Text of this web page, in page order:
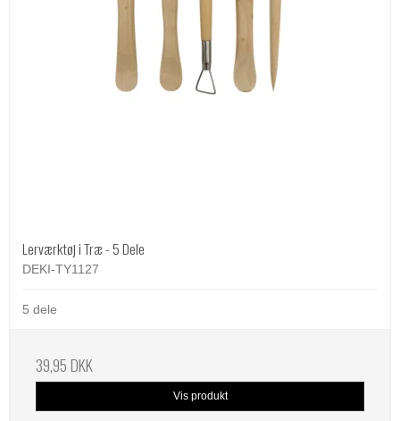
Lerværktøj i Træ - 5 Dele
DEKI-TY1127
5 dele
39,95 DKK
Vis produkt